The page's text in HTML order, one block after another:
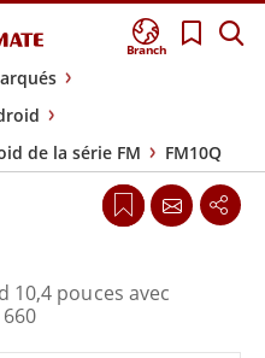
Branch
de la série FM
FM10Q
pouces avec